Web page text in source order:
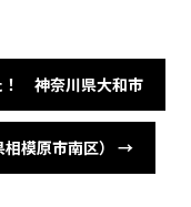
！ 神奈川県大和市
模原市南区） →